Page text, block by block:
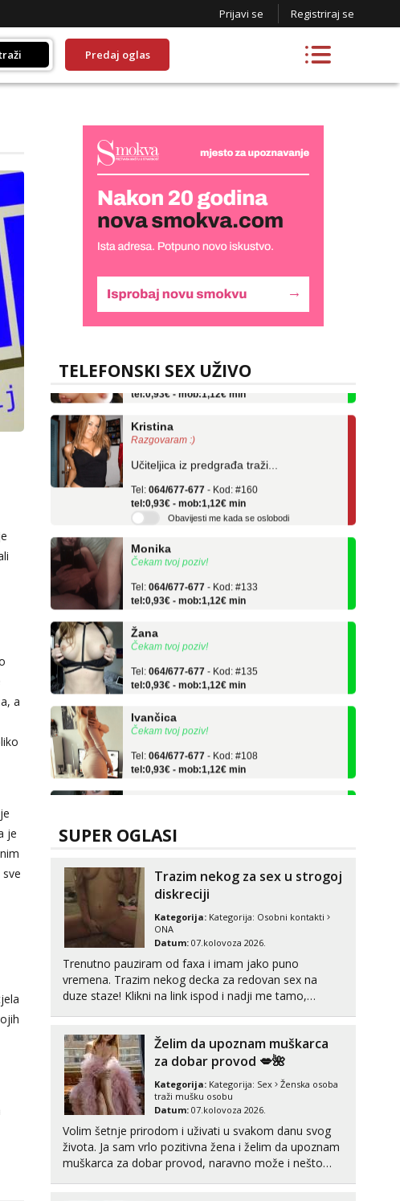
Prijavi se Registriraj se
Predaj oglas
a
je
TELEFONSKI SEX UŽIVO
- Kod: #69
tel:0,93€ - mob:1,12€ min
Razgovaram :)
Učiteljica iz predgrađa traži...
Tel:064/677-677- Kod: #160
tel:0,93€ - mob:1,12€ min
Obavijesti me kada se oslobodi
Čekam tvoj poziv!
Tel:064/677-677- Kod: #133
tel:0,93€ - mob:1,12€ min
Čekam tvoj poziv!
Tel:064/677-677- Kod: #135
tel:0,93€ - mob:1,12€ min
Čekam tvoj poziv!
Tel:064/677-677- Kod: #108
tel:0,93€ - mob:1,12€ min
tel:0,93€ - mob:1,12€ min
Anđela
Čekam tvoj poziv!
Tel: 064/677-677
tel:0,93€ - mob:1,12€ min
Liliana
Čekam tvoj poziv!
Tel: 064/677-677
- Kod: #69
tel:0,93€ - mob:1,12€ min
Kristina
Razgovaram :)
Učiteljica iz predgrađa traži...
Tel: 064/677-677 - Kod: #160
tel:0,93€ - mob:1,12€ min
Obavijesti me kada se oslobodi
Monika
Čekam tvoj poziv!
SUPER OGLASI
Trazim nekog za sex u strogoj
diskreciji
Kategorija: Kategorija: Osobni kontakti
ONA
Datum: 07.kolovoza 2026.
Trenutno pauziram od faxa i imam jako puno
vremena. Trazim nekog decka za redovan sex na
duze staze! Klikni na link ispod i nadji me tamo,
Želim da upoznam muškarca
za dobar provod 💋🌺
Kategorija: Kategorija: Sex
Ženska osoba
traži mušku osobu
Datum: 07.kolovoza 2026.
Volim šetnje prirodom i uživati u svakom danu svog
života. Ja sam vrlo pozitivna žena i želim da upoznam
muškarca za dobar provod, naravno može i nešto